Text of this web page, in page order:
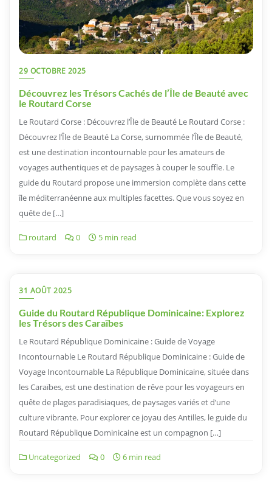
29 OCTOBRE 2025
Découvrez les Trésors Cachés de l’Île de Beauté avec
le Routard Corse
Le Routard Corse : Découvrez l’Île de Beauté Le Routard Corse :
Découvrez l’Île de Beauté La Corse, surnommée l’Île de Beauté,
est une destination incontournable pour les amateurs de
voyages authentiques et de paysages à couper le souffle. Le
guide du Routard propose une immersion complète dans cette
île méditerranéenne aux multiples facettes. Que vous soyez en
quête de […]
routard 0 5 min read
31 AOÛT 2025
Guide du Routard République Dominicaine: Explorez
les Trésors des Caraïbes
Le Routard République Dominicaine : Guide de Voyage
Incontournable Le Routard République Dominicaine : Guide de
Voyage Incontournable La République Dominicaine, située dans
les Caraïbes, est une destination de rêve pour les voyageurs en
quête de plages paradisiaques, de paysages variés et d’une
culture vibrante. Pour explorer ce joyau des Antilles, le guide du
Routard République Dominicaine est un compagnon […]
Uncategorized 0 6 min read